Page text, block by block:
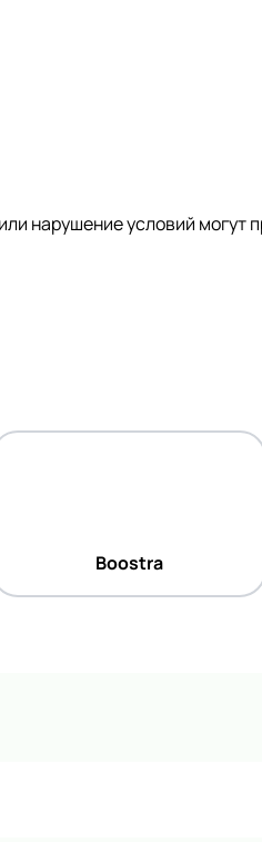
нарушение условий могут
Boostra